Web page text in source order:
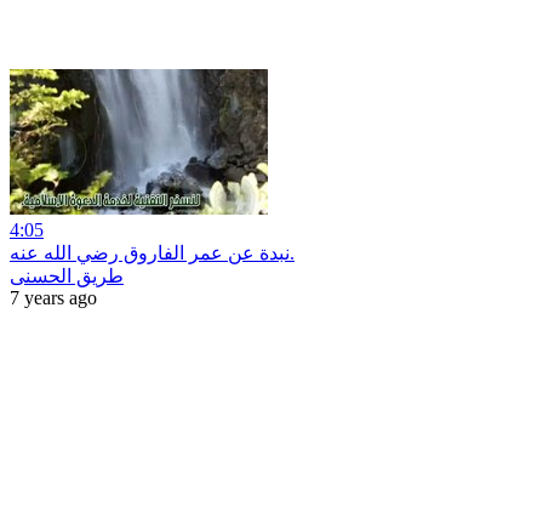
4:05
نبدة عن عمر الفاروق رضي الله عنه.
طريق الحسنى
7 years ago